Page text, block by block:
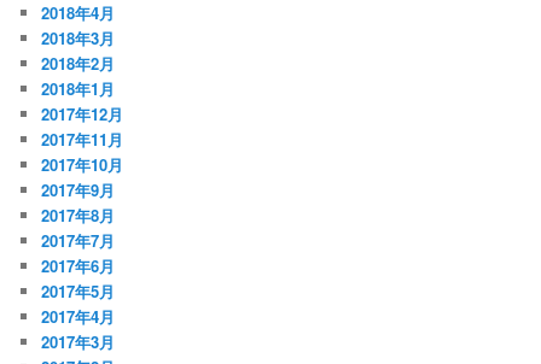
2018年4月
2018年3月
2018年2月
2018年1月
2017年12月
2017年11月
2017年10月
2017年9月
2017年8月
2017年7月
2017年6月
2017年5月
2017年4月
2017年3月